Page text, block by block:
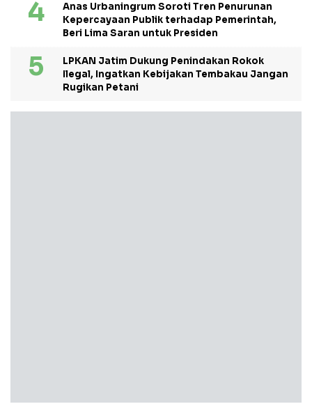
Anas Urbaningrum Soroti Tren Penurunan
Kepercayaan Publik terhadap Pemerintah,
Beri Lima Saran untuk Presiden
LPKAN Jatim Dukung Penindakan Rokok
Ilegal, Ingatkan Kebijakan Tembakau Jangan
Rugikan Petani